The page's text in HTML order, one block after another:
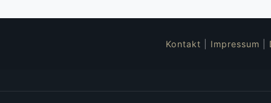
Kontakt Impressum